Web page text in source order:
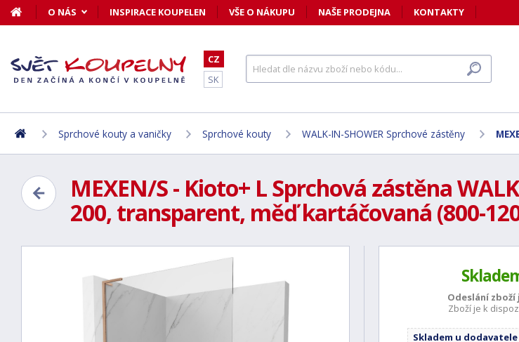
O NÁS INSPIRACE KOUPELEN VŠE O NÁKUPU NAŠE PRODEJNA KONTAKTY
CZ
SK
Sprchové kouty a vaničky Sprchové kouty WALK-IN-SHOWER Sprchové zástěny
MEXEN/S - Kioto+ L Sprchová zástěna
200, transparent, měď kartáčovaná (800-
Odeslání zboží
Zboží je k
Skladem u dodavatele